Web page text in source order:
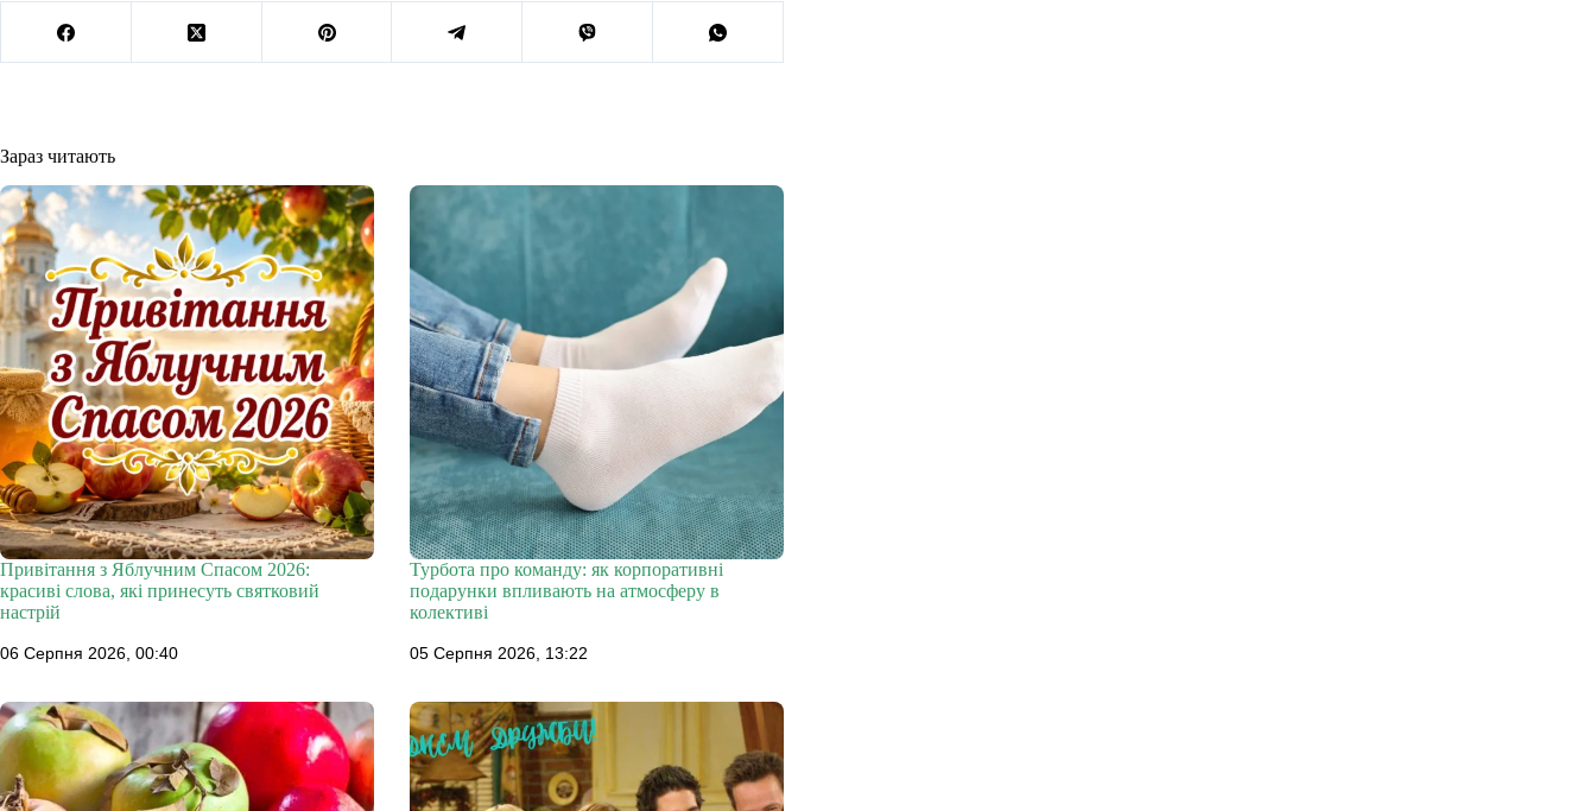
Зараз читають
Привітання з Яблучним Спасом 2026:
красиві слова, які принесуть святковий
настрій
06 Серпня 2026, 00:40
Турбота про команду: як корпоративні
подарунки впливають на атмосферу в
колективі
05 Серпня 2026, 13:22